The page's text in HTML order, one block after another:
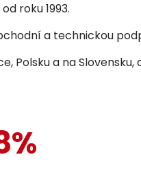
roku 1993.
a technickou
Polsku a na